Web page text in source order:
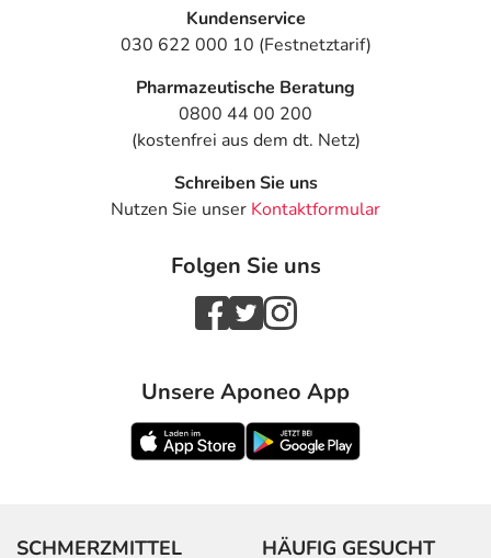
Kundenservice
030 622 000 10 (Festnetztarif)
Pharmazeutische Beratung
0800 44 00 200
(kostenfrei aus dem dt. Netz)
Schreiben Sie uns
Nutzen Sie unser Kontaktformular
Folgen Sie uns
Unsere Aponeo App
SCHMERZMITTEL HÄUFIG GESUCHT